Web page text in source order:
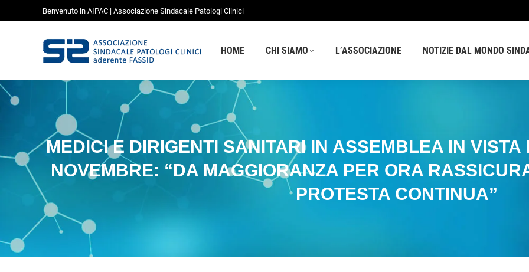
Benvenuto in AIPAC | Associazione Sindacale Patologi Clinici
HOME CHI SIAMO L’ASSOCIAZIONE NOTIZIE DAL MONDO
MEDICI E DIRIGENTI SANITARI IN ASSEMBLEA IN
NOVEMBRE: “DA MAGGIORANZA PER ORA
PROTESTA CONTINUA”
HOME CHI SIAMO L’ASSOCIAZIONE NOTIZIE DAL MONDO SINDACALE